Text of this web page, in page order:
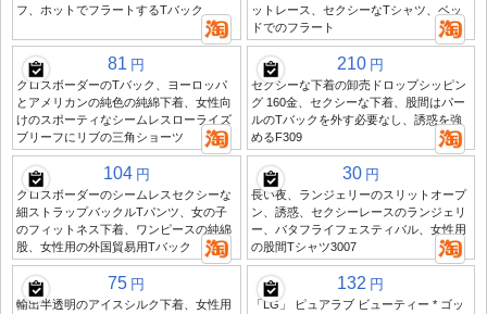
フ、ホットでフラートするTバック
ットレース、セクシーなTシャツ、ベッ
ドでのフラート
81 円
クロスボーダーのTバック、ヨーロッパ
とアメリカンの純色の純綿下着、女性向
けのスポーティなシームレスローライズ
ブリーフにリブの三角ショーツ
210 円
セクシーな下着の卸売ドロップシッピン
グ 160金、セクシーな下着、股間はパー
ルのTバックを外す必要なし、誘惑を強
めるF309
104 円
クロスボーダーのシームレスセクシーな
細ストラップバックルTパンツ、女の子
のフィットネス下着、ワンピースの純綿
股、女性用の外国貿易用Tバック
30 円
長い夜、ランジェリーのスリットオープ
ン、誘惑、セクシーレースのランジェリ
ー、バタフライフェスティバル、女性用
の股間Tシャツ3007
75 円
輸出半透明のアイスシルク下着、女性用
132 円
「LG」 ピュアラブ ビューティー * ゴッ